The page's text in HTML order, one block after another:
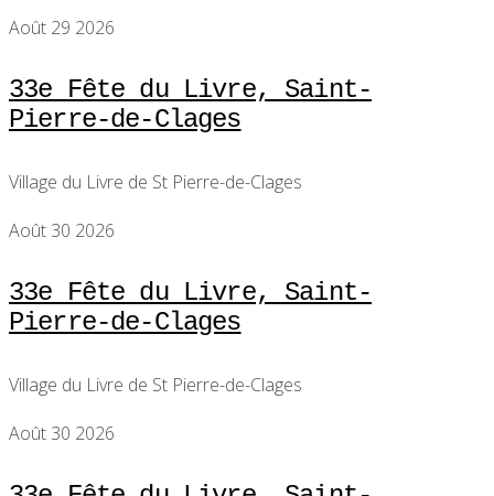
Août 29 2026
33e Fête du Livre, Saint-
Pierre-de-Clages
Village du Livre de St Pierre-de-Clages
Août 30 2026
33e Fête du Livre, Saint-
Pierre-de-Clages
Village du Livre de St Pierre-de-Clages
Août 30 2026